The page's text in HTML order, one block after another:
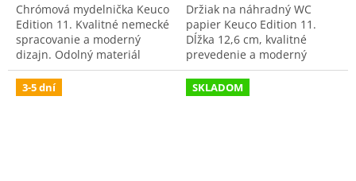
Chrómová mydelnička Keuco
Edition 11. Kvalitné nemecké
spracovanie a moderný
dizajn. Odolný materiál
vhodný do každej súčasnej
kúpeľne.
Držiak na náhradný WC
papier Keuco Edition 11.
Dĺžka 12,6 cm, kvalitné
prevedenie a moderný
dizajn. Kód výrobku:
11163010000.
3-5 dní SKLADOM